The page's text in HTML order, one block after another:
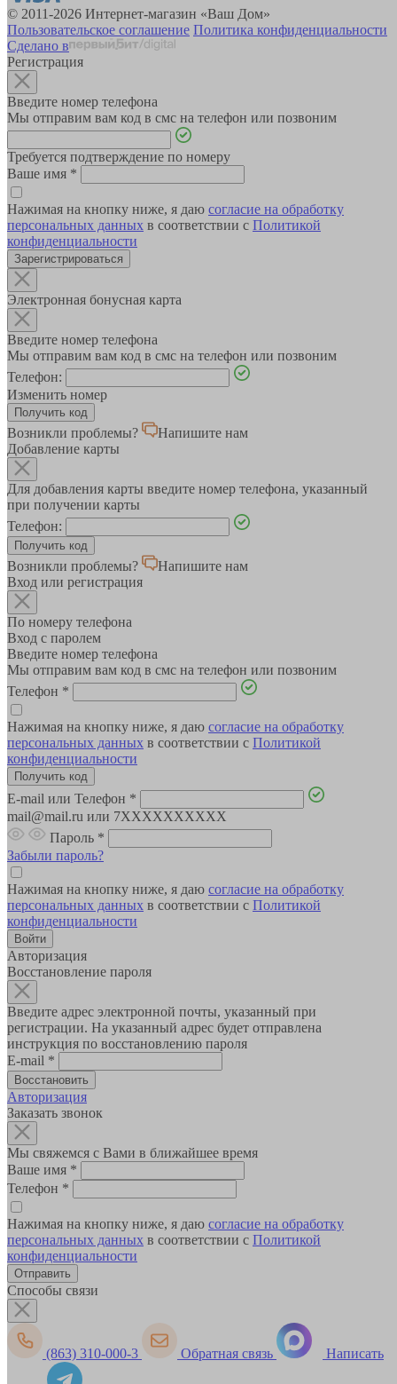
© 2011-2026 Интернет-магазин «Ваш Дом»
Пользовательское соглашение Политика конфиденциальности
Сделано в
Регистрация
Введите номер телефона
Мы отправим вам код в смс на телефон или позвоним
Требуется подтверждение по номеру
Ваше имя *
Нажимая на кнопку ниже, я даю согласие на обработку
персональных данных в соответствии с Политикой
конфиденциальности
Зарегистрироваться
Электронная бонусная карта
Введите номер телефона
Мы отправим вам код в смс на телефон или позвоним
Телефон:
Изменить номер
Возникли проблемы?
Напишите нам
Добавление карты
Для добавления карты введите номер телефона, указанный
при получении карты
Телефон:
Возникли проблемы?
Напишите нам
Вход или регистрация
По номеру телефона
Вход с паролем
Введите номер телефона
Мы отправим вам код в смс на телефон или позвоним
Телефон *
Нажимая на кнопку ниже, я даю согласие на обработку
персональных данных в соответствии с Политикой
конфиденциальности
E-mail или Телефон *
mail@mail.ru или 7XXXXXXXXXX
Пароль *
Забыли пароль?
Нажимая на кнопку ниже, я даю согласие на обработку
персональных данных в соответствии с Политикой
конфиденциальности
Авторизация
Восстановление пароля
Введите адрес электронной почты, указанный при
регистрации. На указанный адрес будет отправлена
инструкция по восстановлению пароля
E-mail *
Авторизация
Заказать звонок
Мы свяжемся с Вами в ближайшее время
Ваше имя *
Телефон *
Нажимая на кнопку ниже, я даю согласие на обработку
персональных данных в соответствии с Политикой
конфиденциальности
Способы связи
(863) 310-000-3 Обратная связь Написать